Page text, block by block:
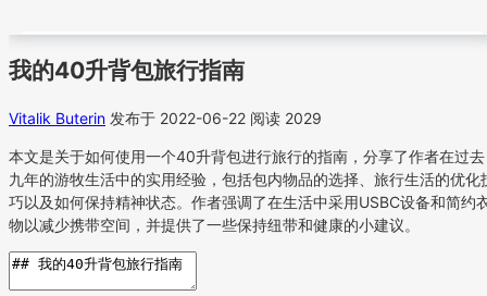
我的40升背包旅行指南
Vitalik Buterin 发布于 2022-06-22 阅读 2029
本文是关于如何使用一个40升背包进行旅行的指南，分享了作者在过去
九年的游牧生活中的实用经验，包括包内物品的选择、旅行生活的优化
巧以及如何保持精神状态。作者强调了在生活中采用USBC设备和简约
物以减少携带空间，并提供了一些保持纽带和健康的小建议。